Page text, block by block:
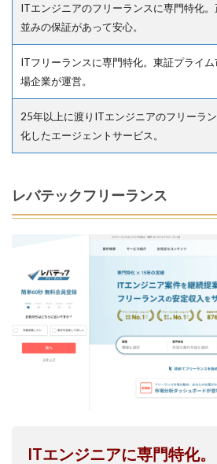
ITエンジニアのフリーランスに専門特化。
並みの保証があって安心。
ITフリーランスに専門特化。東証プライム
場企業が運営。
25年以上に渡りITエンジニアのフリーラ
化したエージェントサービス。
レバテックフリーランス
ITエンジニアに専門特化